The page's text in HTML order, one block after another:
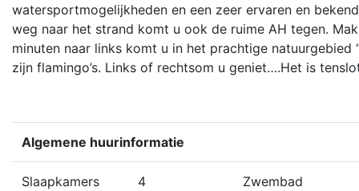
watersportmogelijkheden en een zeer ervaren en
weg naar het strand komt u ook de ruime AH tegen.
minuten naar links komt u in het prachtige natuurgebied
zijn flamingo’s. Links of rechtsom u geniet….Het is
Algemene huurinformatie
Slaapkamers 4 Zwembad